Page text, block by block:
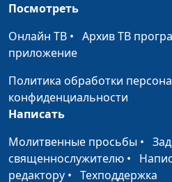
сети
Ушел из церкви. Как
вернуться?
Законы кармы и законы
христианства
Посмотреть
Онлайн ТВ • Архив ТВ
приложение
Политика обработки
конфиденциальности
Написать
Молитвенные просьбы •
священнослужителю •
редактору • Техподдержка